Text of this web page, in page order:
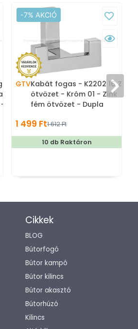
- Bowland
160 mm -
Réz - Prémium
-7% AKCIÓ
GTVKabát fogas - K2202 16 Zink
ötvözet - Króm 01 - Zink
fém ötvözet - Dupla
1 499 Ft1 612 Ft
10 db Raktáron
Cikkek
BLOG
Bútorfogó
Bútor kampó
Bútor kilincs
Bútor akasztó
Bútorhúzó
Kilincs